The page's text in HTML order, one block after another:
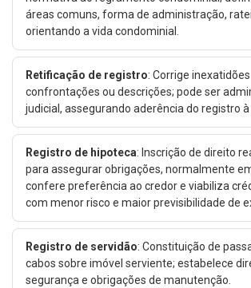
áreas comuns, forma de administração,
orientando a vida condominial.
Retificação de registro: Corrige
confrontações ou descrições; pode ser
judicial, assegurando aderência do registro
Registro de hipoteca: Inscrição de direito
para assegurar obrigações, normalmente
confere preferência ao credor e viabiliza
com menor risco e maior previsibilidade de
Registro de servidão: Constituição de
cabos sobre imóvel serviente; estabelece
segurança e obrigações de manutenção.